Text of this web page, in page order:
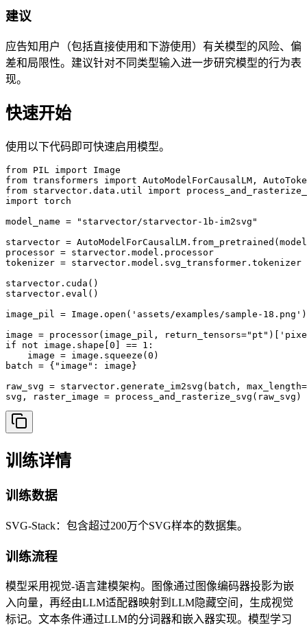
建议
应告知用户（包括直接使用和下游使用）有关模型的风险、偏
差和局限性。建议针对不同类型输入进一步研究模型的行为表
现。
快速开始
使用以下代码即可快速启用模型。
from PIL import Image
from transformers import AutoModelForCausalLM,
from starvector.data.util import
import torch
model_name = "starvector/starvector-1b-im2svg"
starvector =
processor = starvector.model.processor
tokenizer = starvector.model.svg_transformer.tokenizer
starvector.cuda()
starvector.eval()
image_pil = Image.open('assets/examples/sample-18.png')
image = processor(image_pil,
if not image.shape[0] == 1:
    image = image.squeeze(0)
batch = {"image": image}
raw_svg = starvector.generate_im2svg(batch,
svg, raster_image = process_and_rasterize_svg(raw_svg)
训练详情
训练数据
SVG-Stack：包含超过200万个SVG样本的数据集。
训练流程
模型采用视觉-语言建模架构。图像通过图像编码器投影为嵌
入向量，再经由LLM适配器映射到LLM隐藏空间，生成视觉
标记。文本条件通过LLM的分词器和嵌入器实现。模型学习